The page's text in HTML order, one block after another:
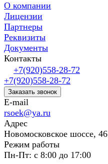
О компании
Лицензии
Партнеры
Реквизиты
Документы
Контакты
+7(920)558-28-72
+7(920)558-28-72
Заказать звонок
E-mail
rsoek@ya.ru
Адрес
Новомосковское шоссе, 46
Режим работы
Пн-Пт: с 8:00 до 17:00